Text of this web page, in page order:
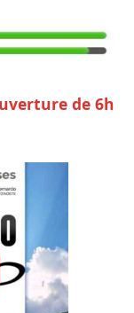
de 6h